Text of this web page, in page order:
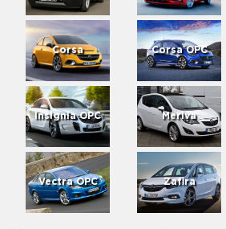
Corsa Corsa OPC
Insignia OPC Meriva
Vectra OPC Zafira